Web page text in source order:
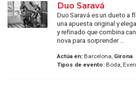
Duo Saravá
Duo Saravá es un dueto a
una apuesta original y
y refinado que combina
nova para sorprender ...
Actúa en:Barcelona, Girona
Tipos de evento:Boda,